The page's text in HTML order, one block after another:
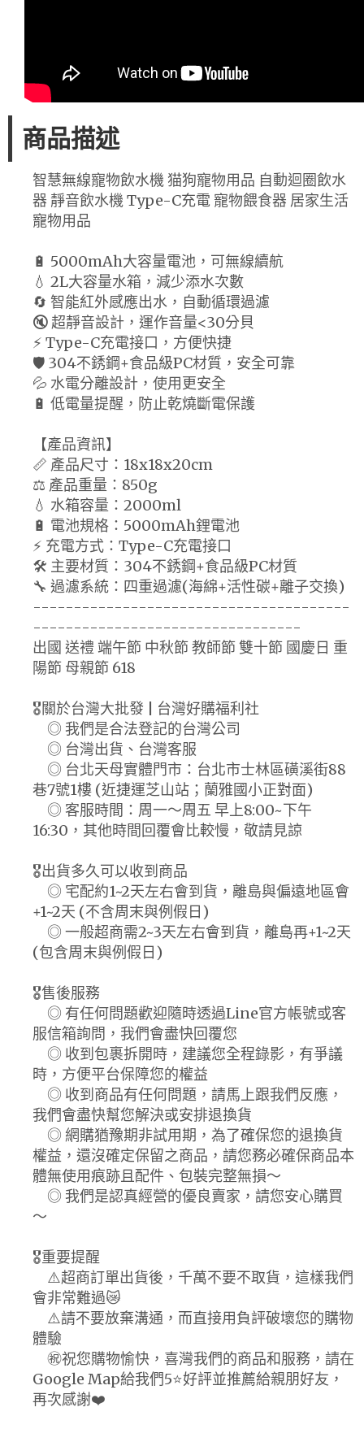
商品描述
智慧無線寵物飲水機 猫狗寵物用品 自動迴圈飲水
器 靜音飲水機 Type-C充電 寵物餵食器 居家生活
寵物用品
🔋 5000mAh大容量電池，可無線續航
💧 2L大容量水箱，減少添水次數
🔄 智能紅外感應出水，自動循環過濾
🔇 超靜音設計，運作音量<30分貝
⚡ Type-C充電接口，方便快捷
🛡️ 304不銹鋼+食品級PC材質，安全可靠
💦 水電分離設計，使用更安全
🔋 低電量提醒，防止乾燒斷電保護
【產品資訊】
📏 產品尺寸：18x18x20cm
⚖️ 產品重量：850g
💧 水箱容量：2000ml
🔋 電池規格：5000mAh鋰電池
⚡ 充電方式：Type-C充電接口
🛠️ 主要材質：304不銹鋼+食品級PC材質
🔧 過濾系統：四重過濾(海綿+活性碳+離子交換)
---------------------------------------
---------------------------------
出國 送禮 端午節 中秋節 教師節 雙十節 國慶日 重
陽節 母親節 618
🎖️關於台灣大批發 | 台灣好購福利社
◎ 我們是合法登記的台灣公司
◎ 台灣出貨、台灣客服
◎ 台北天母實體門市：台北市士林區磺溪街88
巷7號1樓 (近捷運芝山站；蘭雅國小正對面)
◎ 客服時間：周一～周五 早上8:00~下午
16:30，其他時間回覆會比較慢，敬請見諒
🎖️出貨多久可以收到商品
◎ 宅配約1~2天左右會到貨，離島與偏遠地區會
+1~2天 (不含周末與例假日)
◎ 一般超商需2~3天左右會到貨，離島再+1~2天
(包含周末與例假日)
🎖️售後服務
◎ 有任何問題歡迎隨時透過Line官方帳號或客
服信箱詢問，我們會盡快回覆您
◎ 收到包裹拆開時，建議您全程錄影，有爭議
時，方便平台保障您的權益
◎ 收到商品有任何問題，請馬上跟我們反應，
我們會盡快幫您解決或安排退換貨
◎ 網購猶豫期非試用期，為了確保您的退換貨
權益，還沒確定保留之商品，請您務必確保商品本
體無使用痕跡且配件、包裝完整無損～
◎ 我們是認真經營的優良賣家，請您安心購買
～
🎖️重要提醒
⚠️超商訂單出貨後，千萬不要不取貨，這樣我們
會非常難過😿
⚠️請不要放棄溝通，而直接用負評破壞您的購物
體驗
㊗️祝您購物愉快，喜灣我們的商品和服務，請在
Google Map給我們5⭐好評並推薦給親朋好友，
再次感謝❤️